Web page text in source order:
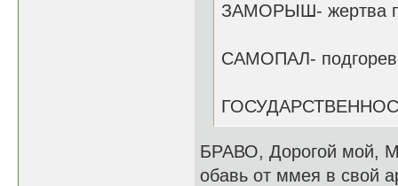
ЗАМОРЫШ- жертва
САМОПАЛ-
БРАВО, Дорогой мой,
обавь от ммея в свой